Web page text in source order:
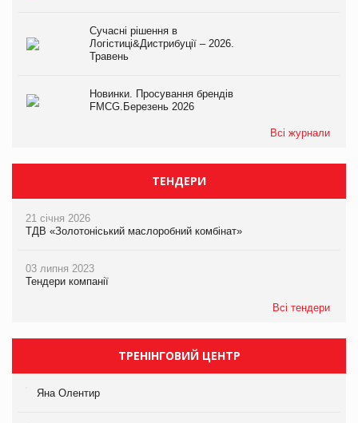
Сучасні рішення в
Логістиці&Дистрибуції – 2026.
Травень
Новинки. Просування брендів
FMCG.Березень 2026
Всі журнали
ТЕНДЕРИ
21 січня 2026
ТДВ «Золотоніський маслоробний комбінат»
03 липня 2023
Тендери компанії
Всі тендери
ТРЕНІНГОВИЙ ЦЕНТР
Яна Олентир